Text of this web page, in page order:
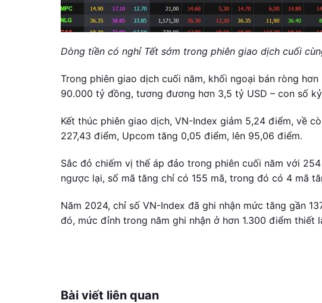
Dòng tiền có nghỉ Tết sớm trong phiên giao dịch cuối
Trong phiên giao dịch cuối năm, khối ngoại bán ròng
90.000 tỷ đồng, tương đương hơn 3,5 tỷ USD – con số
Kết thúc phiên giao dịch, VN-Index giảm 5,24 điểm, về
227,43 điểm, Upcom tăng 0,05 điểm, lên 95,06 điểm.
Sắc đỏ chiếm vị thế áp đảo trong phiên cuối năm với
ngược lại, số mã tăng chỉ có 155 mã, trong đó có 4 mã
Năm 2024, chỉ số VN-Index đã ghi nhận mức tăng gần
đó, mức đỉnh trong năm ghi nhận ở hơn 1.300 điểm thiết
Bài viết liên quan